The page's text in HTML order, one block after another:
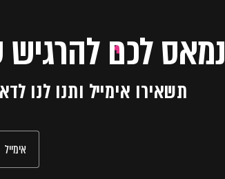
נמאס לכם
תשאירו אימייל ותנו לנו